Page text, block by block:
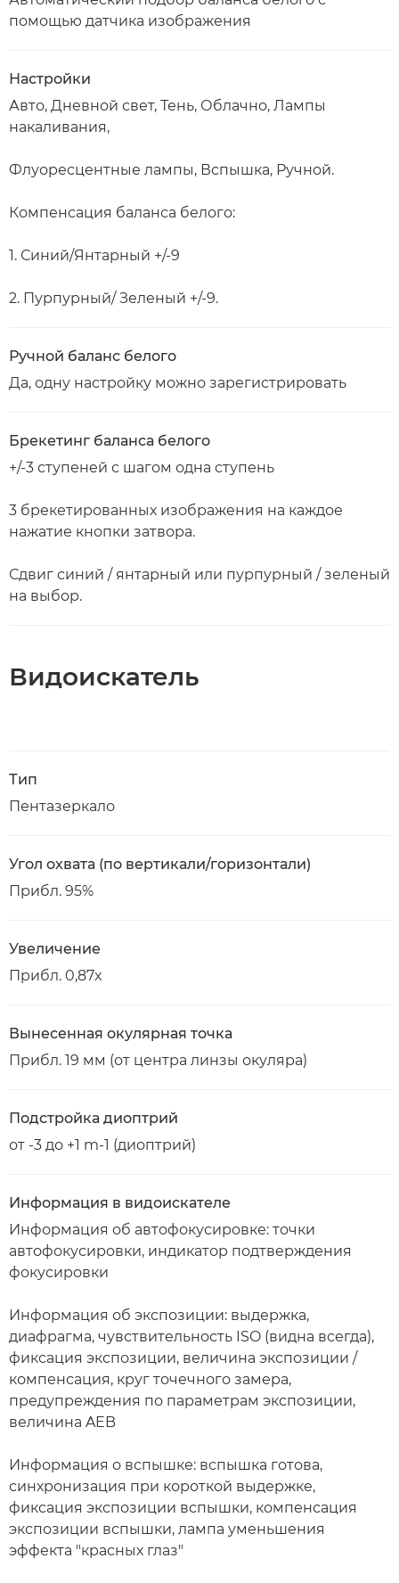
помощью датчика изображения
Настройки
Авто, Дневной свет, Тень, Облачно, Лампы
накаливания,
Флуоресцентные лампы, Вспышка, Ручной.
Компенсация баланса белого:
1. Синий/Янтарный +/-9
2. Пурпурный/ Зеленый +/-9.
Ручной баланс белого
Да, одну настройку можно зарегистрировать
Брекетинг баланса белого
+/-3 ступеней с шагом одна ступень
3 брекетированных изображения на каждое
нажатие кнопки затвора.
Сдвиг синий / янтарный или пурпурный / зеленый
на выбор.
Видоискатель
Тип
Пентазеркало
Угол охвата (по вертикали/горизонтали)
Прибл. 95%
Увеличение
Прибл. 0,87x
Вынесенная окулярная точка
Прибл. 19 мм (от центра линзы окуляра)
Подстройка диоптрий
от -3 до +1 m-1 (диоптрий)
Информация в видоискателе
Информация об автофокусировке: точки
автофокусировки, индикатор подтверждения
фокусировки
Информация об экспозиции: выдержка,
диафрагма, чувствительность ISO (видна всегда),
фиксация экспозиции, величина экспозиции /
компенсация, круг точечного замера,
предупреждения по параметрам экспозиции,
величина AEB
Информация о вспышке: вспышка готова,
синхронизация при короткой выдержке,
фиксация экспозиции вспышки, компенсация
экспозиции вспышки, лампа уменьшения
эффекта "красных глаз"